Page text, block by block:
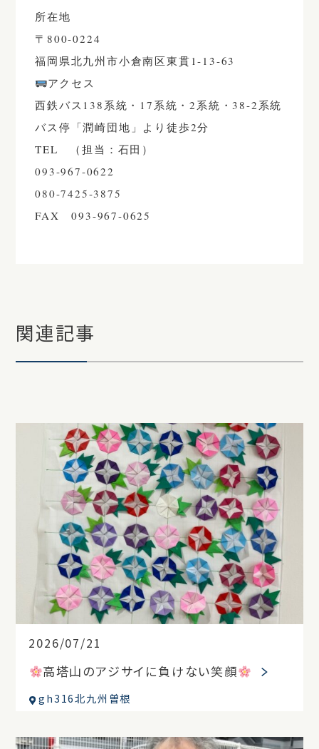
所在地
〒800-0224
福岡県北九州市小倉南区東貫1-13-63
アクセス
西鉄バス138系統・17系統・2系統・38-2系統
バス停「潤崎団地」より徒歩2分
TEL （担当：石田）
093-967-0622
080-7425-3875
FAX093-967-0625
関連記事
2026/07/21
高塔山のアジサイに負けない笑顔
gh316北九州曽根